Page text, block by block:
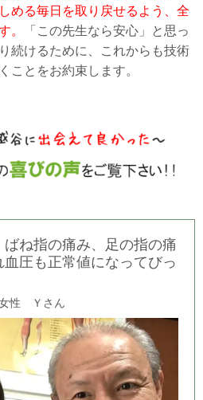
める毎日を取り戻せるよう、全
。
「この先生なら安心」と思っ
続けるために、これからも技術
ことをお約束します。
ね指の痛み、足の指の痛
圧も正常値になってびっ
性 Ｙさん